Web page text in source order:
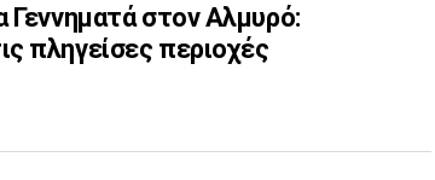
Γεννηματά στον Αλμυρό:
πληγείσες περιοχές